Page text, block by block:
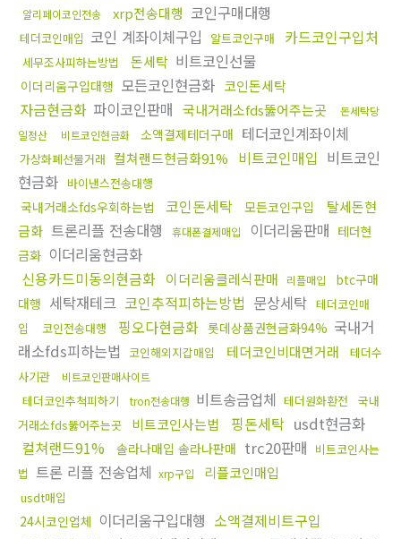
알리페이코인전송 xrp전송대행 코인구매대행
테더코인매입 코인 계좌이체구입 알트코인구매 카드코인구입처
세무조사피하는방법 돈세탁 비트코인선물
이더리움구입대행 모든코인현금화 코인돈세탁
자금현금화 파이코인판매 국내거래소fds뚫어주는곳
돈세탁당
일정산
비트코인현금화 소액결제테더구매 테더코인계좌이체
가상화폐선물거래 컬쳐랜드현금화91% 비트코인매입 비트코인
현금화 바이낸스전송대행
국내거래소fds우회하는법 코인돈세탁 모든코인구입
탈세돈현
금화 트론리플 전송대행 휴대폰결제매입 이더리움판매 테더현
금화 이더리움현금화
신용카드미동의현금화 이더리움클레식판매 리플매입
btc구매
대행 세탁재테크 코인추적피하는방법 문상세탁 테더코인매
입
코인전송대행 핑오다현금화 롯데상품권현금화94% 국내거
래소fds피하는법 코인해외지갑매입 테더코인비대면거래
테더수
사기관
비트코인판매사이트
테더코인추척피하기 tron전송대행 비트송금업체 테더원화환전
국내
거래소fds뚫어주는곳
비트코인사는법 핑돈세탁 usdt현금화
컬쳐랜드91%
솔라나매입 솔라나판매 trc20판매 비트코인사는
법 트론 리플 전송업체 xrp구입 리플코인매입
usdt매입
24시코인업체 이더리움구입대행 소액결제비트구입